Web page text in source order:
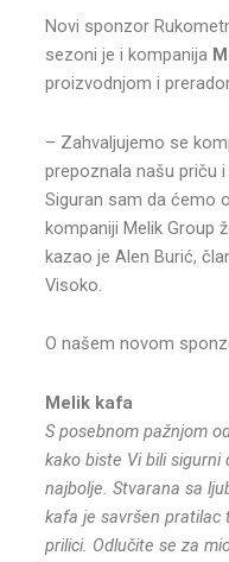
Novi sponzor
sezoni je i kompanija
proizvodnjom i
– Zahvaljujemo se
prepoznala našu priču
Siguran sam da ćemo
kompaniji Melik Group
kazao je Alen Burić,
Visoko.
O našem novom
Melik kafa
S posebnom pažnjom
kako biste Vi bili sigurni
najbolje. Stvarana sa
kafa je savršen pratilac
prilici. Odlučite se za